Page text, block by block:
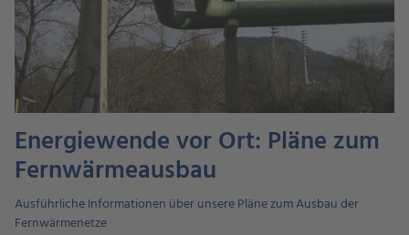
Energiewende vor Ort: Pläne zum
Fernwärmeausbau
Ausführliche Informationen über unsere Pläne zum Ausbau der
Fernwärmenetze